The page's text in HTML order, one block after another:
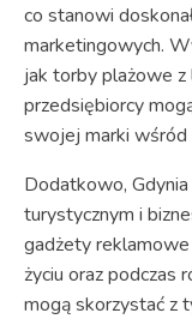
co stanowi
marketingowych.
jak torby plażowe z
przedsiębiorcy
swojej marki wśród
Dodatkowo,
turystycznym i
gadżety
życiu oraz podczas
mogą skorzystać z